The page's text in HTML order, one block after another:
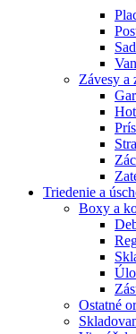
Závesy a
Triedenie a
Boxy a
Ostatné